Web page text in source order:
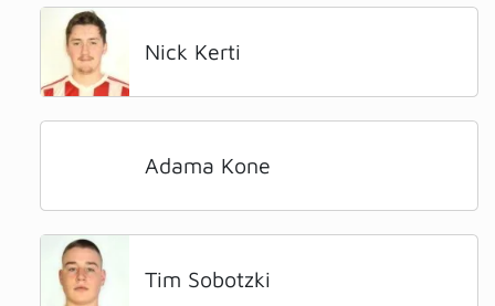
Nick Kerti
Adama Kone
Tim Sobotzki